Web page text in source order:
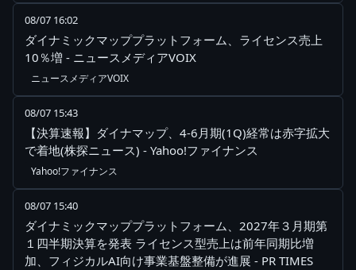
08/07 16:02
ダイナミックマッププラットフォーム、ライセンス売上
10％増 - ニュースメディアVOIX
ニュースメディアVOIX
08/07 15:43
【決算速報】ダイナマップ、4-6月期(1Q)経常は赤字拡大
で着地(株探ニュース) - Yahoo!ファイナンス
Yahoo!ファイナンス
08/07 15:40
ダイナミックマッププラットフォーム、2027年３月期第
１四半期決算を発表 ライセンス型売上は前年同期比増
加、フィジカルAI向け事業基盤整備が進展 - PR TIMES